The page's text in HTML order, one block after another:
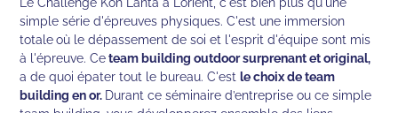
simple série d'épreuves physiques. C'est une immersion
totaleoù le dépassement de soi et l'esprit d'équipe sont mis
à l'épreuve. Ceteam building outdoor surprenant et original,
a de quoi épater tout le bureau. C'estle choix de team
building en or. Durant ce séminaire d’entreprise ou ce simple